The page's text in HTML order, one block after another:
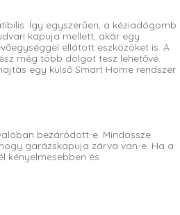
Így egyszerűen, a kéziadógomb
kapuja mellett, akár egy
ellátott eszközöket is. A
még több dolgot tesz lehetővé.
egy külső Smart Home rendszer
bezáródott-e. Mindössze
garázskapuja zárva van-e. Ha a
kényelmesebben és